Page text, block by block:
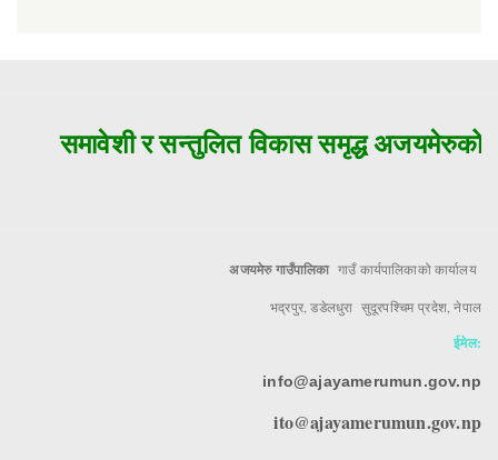
समावेशी र सन्तुलित विकास समृद्ध अजयमेरुको
अजयमेरु गाउँपालिका गाउँ कार्यपालिकाको कार्यालय
भद्रपुर, डडेलधुरा सुदूरपश्चिम प्रदेश, नेपाल
ईमेल:
info@ajayamerumun.gov.np
ito@ajayamerumun.gov.np